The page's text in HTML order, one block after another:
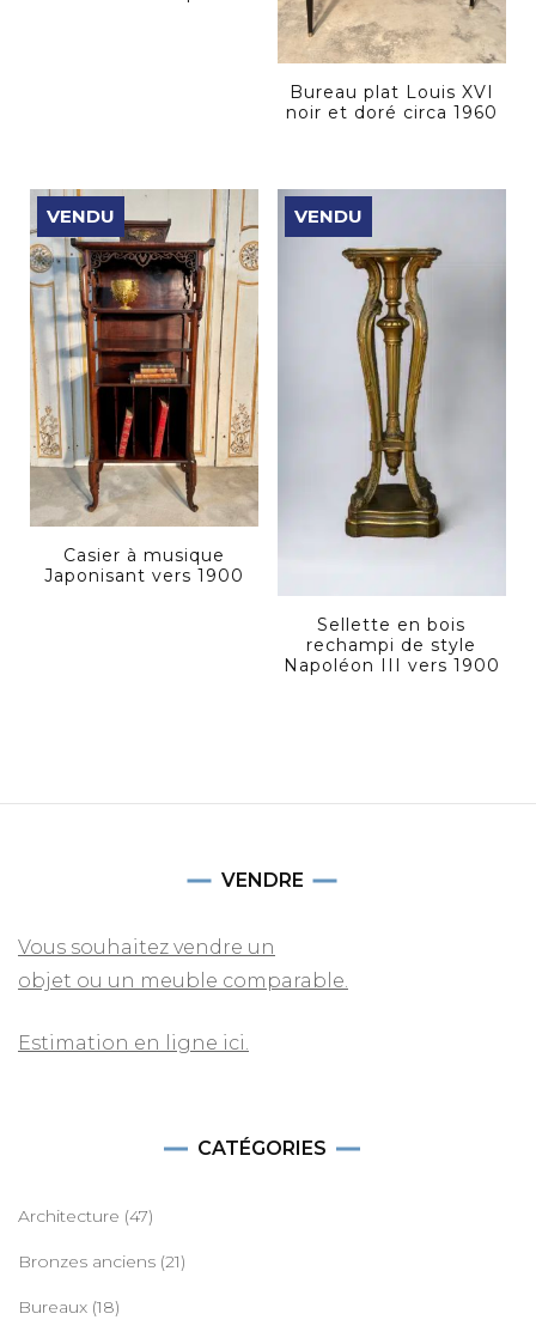
Bureau plat Louis XVI
noir et doré circa 1960
VENDU
Casier à musique
Japonisant vers 1900
VENDU
Sellette en bois
rechampi de style
Napoléon III vers 1900
VENDRE
Vous souhaitez vendre un
objet ou un meuble comparable.
Estimation en ligne ici.
CATÉGORIES
Architecture (47)
Bronzes anciens (21)
Bureaux (18)